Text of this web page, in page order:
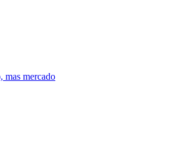
mas mercado